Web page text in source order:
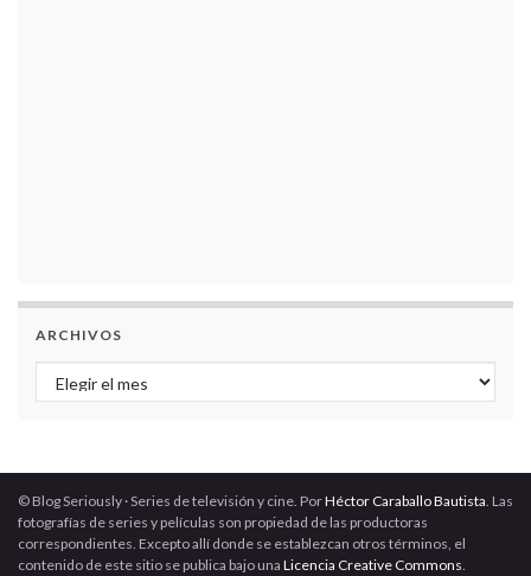
ARCHIVOS
Archivos
© Blog Seriously · Series de televisión y cine. PorHéctor Caraballo Bautista. Las
fotografías de series y películas son propiedad de las productoras
correspondientes. Excepto allí donde se establezcan otros términos, el
contenido de este sitio se publica bajo una Licencia Creative Commons.